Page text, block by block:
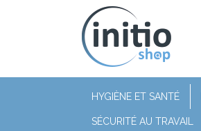
HYGIÈNE ET SANTÉ
SÉCURITÉ AU TRAVAIL